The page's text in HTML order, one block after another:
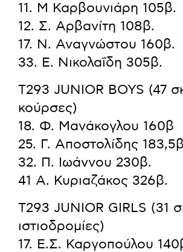
11. Μ Καρβουνιάρη 105β.
12. Σ. Αρβανίτη 108β.
17. Ν. Αναγνώστου 160β.
33. Ε. Νικολαΐδη 305β.
T293 JUNIOR BOYS (47
κούρσες)
18. Φ. Μανάκογλου 160β
25. Γ. Αποστολίδης
32. Π. Ιωάννου 230β.
41 Α. Κυριαζάκος 326β.
T293 JUNIOR GIRLS (31
ιστιοδρομίες)
17. Ε.Σ. Καργοπούλου